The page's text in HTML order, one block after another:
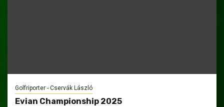
Golfriporter - Cservák László
Evian Championship 2025